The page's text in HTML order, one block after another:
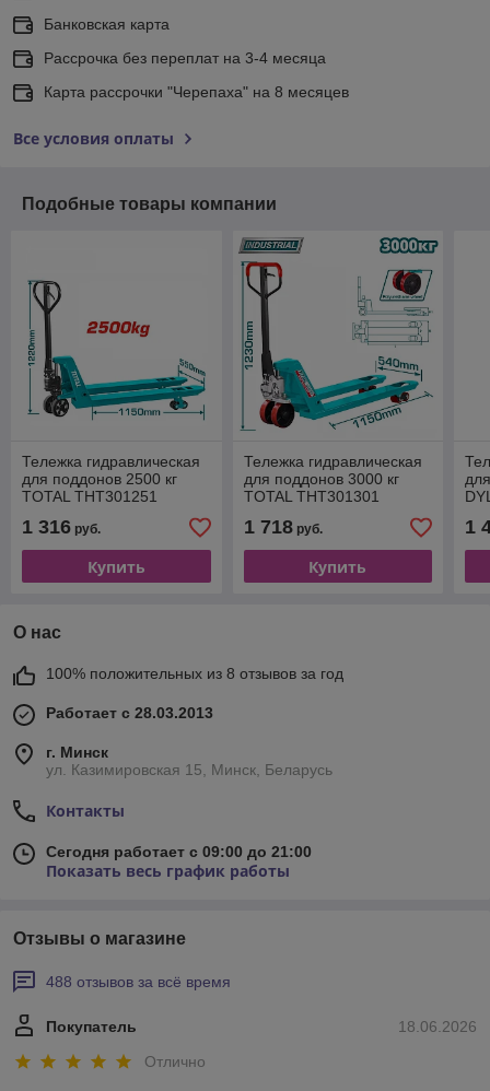
Банковская карта
Рассрочка без переплат на 3-4 месяца
Карта рассрочки "Черепаха" на 8 месяцев
Все условия оплаты
Подобные товары компании
Тележка гидравлическая
для поддонов 2500 кг
TOTAL THT301251
1 316 руб.
Купить
Тележка гидравлическая
для поддонов 3000 кг
TOTAL THT301301
1 718руб.
Купить
1
О нас
100% положительных из 8 отзывов за год
Работает с 28.03.2013
г. Минск
ул. Казимировская 15, Минск, Беларусь
Контакты
Сегодня работает с 09:00 до 21:00
Показать весь график работы
Отзывы о магазине
488 отзывов за всё время
18.06.2026
Покупатель
Отлично